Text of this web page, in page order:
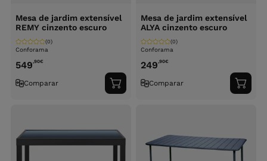
Mesa de jardim extensível
REMY cinzento escuro
Conforama
(0)
549,90€
Comparar
Adicionar
ao
Mesa de jardim extensível
ALYA cinzento escuro
Conforama
(0)
249,90€
Comparar
ao